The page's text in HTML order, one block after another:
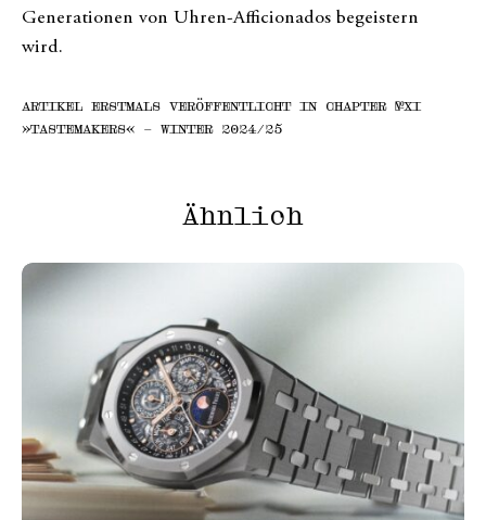
Generationen von Uhren-Afficionados begeistern
wird.
ARTIKEL ERSTMALS VERÖFFENTLICHT IN CHAPTER №XI
»TASTEMAKERS« – WINTER 2024/25
Ähnlich